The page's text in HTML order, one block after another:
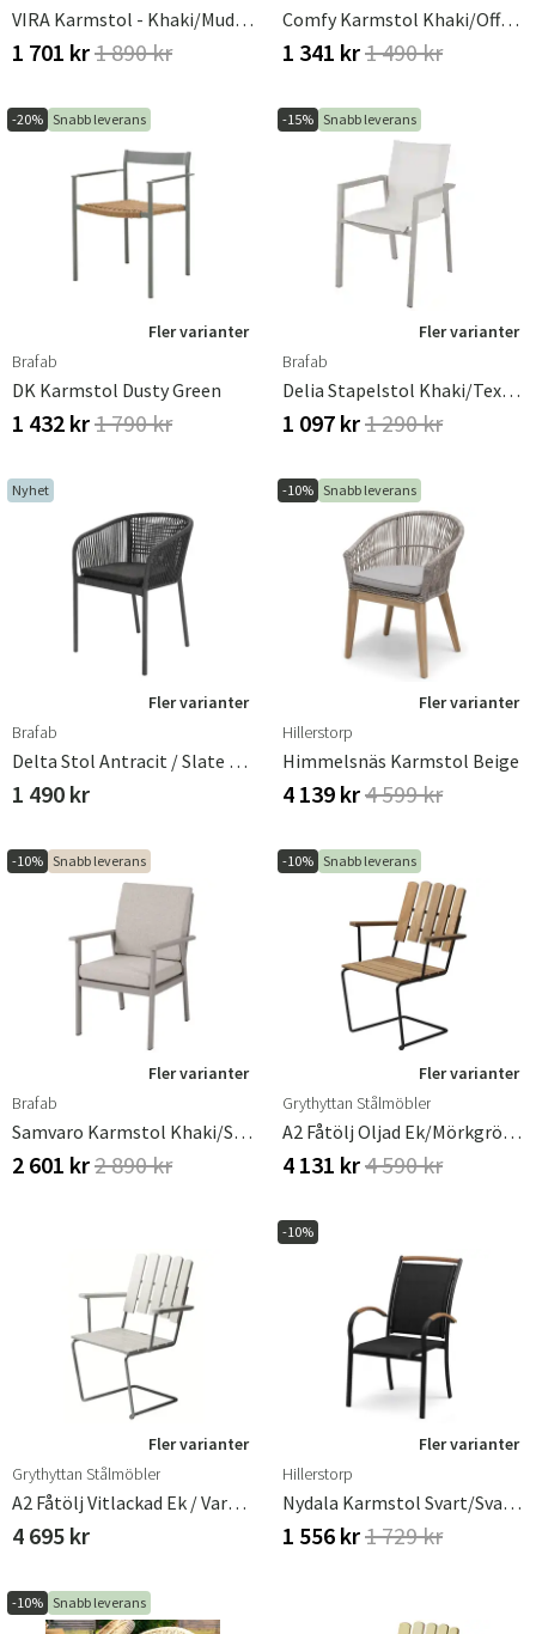
VIRA Karmstol - Khaki/Mud Brown
1 701 kr1 890 kr
Comfy Karmstol Khaki/Off-White
1 341 kr1 490 kr
-20% Snabb leverans
Fler varianter
Brafab
DK Karmstol Dusty Green
1 432 kr1 790 kr
-15% Snabb leverans
Fler varianter
Brafab
Delia Stapelstol Khaki/textilene
1 097 kr1 290 kr
Nyhet
Fler varianter
Brafab
Delta Stol Antracit / Slate Rope / Teddy Black
1 490 kr
-10% Snabb leverans
Fler varianter
Hillerstorp
Himmelsnäs Karmstol Beige
4 139 kr4 599 kr
-10% Snabb leverans
Fler varianter
Brafab
Samvaro Karmstol Khaki/sand
2 601 kr2 890 kr
-10% Snabb leverans
Fler varianter
Grythyttan Stålmöbler
A2 Fåtölj Oljad Ek/Mörkgrönt Stativ
4 131 kr4 590 kr
Fler varianter
Grythyttan Stålmöbler
A2 Fåtölj Vitlackad Ek / Varmförzinkat Stativ
4 695 kr
-10%
Fler varianter
Hillerstorp
Nydala Karmstol Svart/Svart Teak
1 556 kr1 729 kr
-10% Snabb leverans